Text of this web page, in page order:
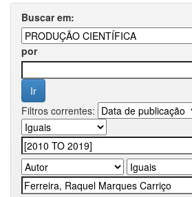
Buscar em:
por
Filtros correntes: